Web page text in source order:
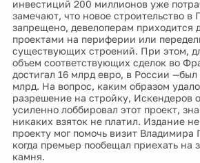
инвестиций 200 миллионов уже
замечают, что новое строительство
запрещено, девелоперам приходится
проектами на периферии или
существующих строений. При этом,
объем соответствующих сделок во
достигал 16 млрд евро, в России
млрд. На вопрос, каким образом
разрешение на стройку, Искендеров
усиленно лоббировал этот проект,
никаких взяток не платил. Издание
проекту мог помочь визит Владимира
когда премьер пообещал приехать на
камня.